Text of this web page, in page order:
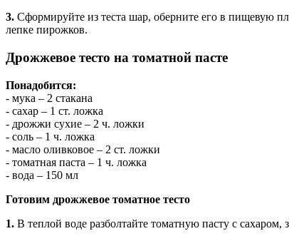
3. Сформируйте из теста шар, оберните его в пищевую
лепке пирожков.
Дрожжевое тесто на томатной пасте
Понадобится:
- мука – 2 стакана
- сахар – 1 ст. ложка
- дрожжи сухие – 2 ч. ложки
- соль – 1 ч. ложка
- масло оливковое – 2 ст. ложки
- томатная паста – 1 ч. ложка
- вода – 150 мл
Готовим дрожжевое томатное тесто
1. В теплой воде разболтайте томатную пасту с сахаром,